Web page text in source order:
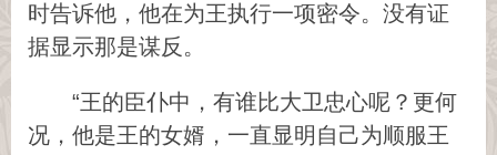
时告诉他，他在为王执行一项密令。没有证
据显示那是谋反。
“王的臣仆中，有谁比大卫忠心呢？更何
况，他是王的女婿，一直显明自己为顺服王